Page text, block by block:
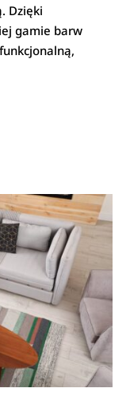
Dzięki
gamie barw